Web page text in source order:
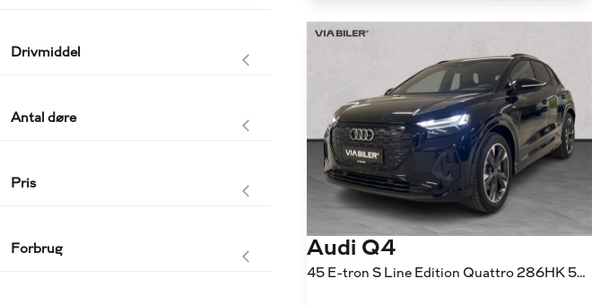
Drivmiddel
Antal døre
Pris
Forbrug Audi Q4
45 E-tron S Line Edition Quattro 286HK 5d Aut.